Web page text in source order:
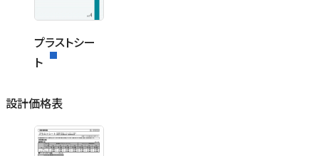
プラストシー
ト
設計価格表